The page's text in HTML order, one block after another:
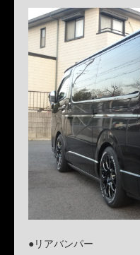
●リアバンパー